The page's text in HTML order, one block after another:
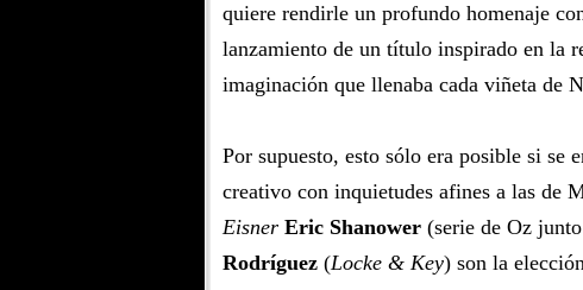
quiere rendirle un profundo homenaje
lanzamiento de un título inspirado en la
imaginación que llenaba cada viñeta de
Por supuesto, esto sólo era posible si se
creativo con inquietudes afines a las de
Eisner Eric Shanower (serie de Oz
Rodríguez (Locke & Key) son la